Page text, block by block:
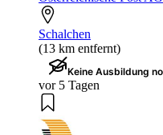
Schalchen
(13 km entfernt)
Keine Ausbildung
vor 5 Tagen